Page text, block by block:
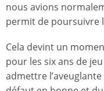
nous avions
permit de poursuivre
Cela devint un
pour les six ans de
admettre